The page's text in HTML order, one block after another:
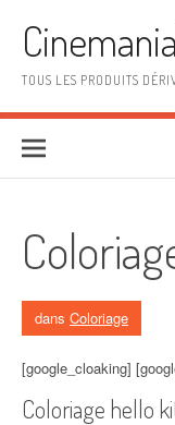
TOUS LES PRODUITS
dans Coloriage
[google_cloaking]
Coloriage hello